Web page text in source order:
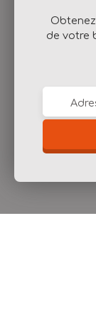
de votre